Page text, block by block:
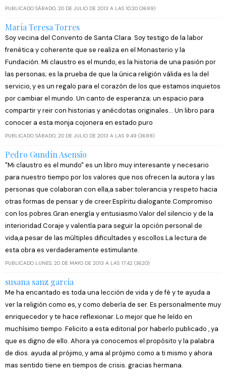
PUBLICADO SÁBADO, 20 DE JULIO DE 2013 A LAS 10:20 (3689)
María Teresa Torres
Soy vecina del Convento de Santa Clara. Soy testigo de la labor
frenética y coherente que se realiza en el Monasterio y la
Fundación. Mi claustro es el mundo, es la historia de una pasión por
las personas; es la prueba de que la única religión válida es la del
servicio, y es un regalo para el corazón de los que estamos inquietos
por cambiar el mundo. Un canto de esperanza; un espacio para
compartir y reir con historias y anécdotas originales... Un libro para
conocer a esta monja cojonera en estado puro
PUBLICADO SÁBADO, 20 DE JULIO DE 2013 A LAS 9:49 (3688)
Pedro Gundín Asensio
"Mi claustro es el mundo" es un libro muy interesante y necesario
para nuestro tiempo por los valores que nos ofrecen la autora y las
personas que colaboran con ella,a saber:tolerancia y respeto hacia
otras formas de pensar y de creer.Espíritu dialogante.Compromiso
con los pobres.Gran energía y entusiasmo.Valor del silencio y de la
interioridad.Coraje y valentía para seguir la opción personal de
vida,a pesar de las múltiples dificultades y escollos.La lectura de
esta obra es verdaderamente estimulante.
PUBLICADO LUNES, 20 DE MAYO DE 2013 A LAS 17:42 (3620)
susana sanz garcia
Me ha encantado es toda una lección de vida y de fé y te ayuda a
ver la religión como es, y como debería de ser. Es personalmente muy
enriquecedor y te hace reflexionar. Lo mejor que he leído en
muchísimo tiempo. Felicito a esta editorial por haberlo publicado , ya
que es digno de ello. Ahora ya conocemos el propósito y la palabra
de dios. ayuda al prójimo, y ama al prójimo como a ti mismo y ahora
mas sentido tiene en tiempos de crisis. gracias hermana.